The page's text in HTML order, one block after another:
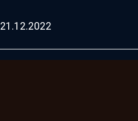
21.12.2022